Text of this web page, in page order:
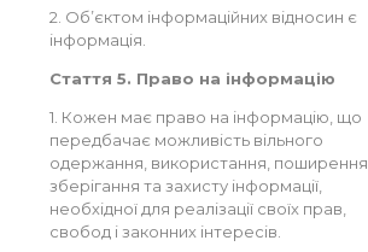
2. Об’єктом інформаційних відносин є
інформація.
Стаття 5. Право на інформацію
1. Кожен має право на інформацію, що
передбачає можливість вільного
одержання, використання, поширення,
зберігання та захисту інформації,
необхідної для реалізації своїх прав,
свобод і законних інтересів.